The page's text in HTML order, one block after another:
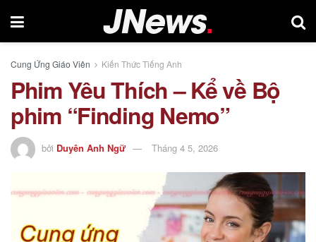
Cung Ứng Giáo Viên Kiến Thức Tiếng Anh
Phim Yêu Thích – Kể về Bộ
phim “Finding Nemo”
bởi Duyên Anh Ngữ Tháng 4 5, 2026